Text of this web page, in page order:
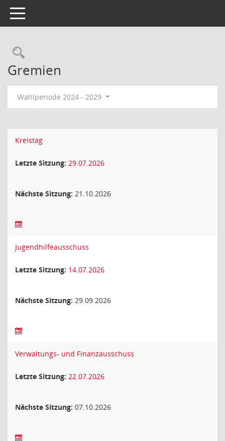
Toggle navigation
Rechercheauswahl
Gremien
Wahlperiode 2024 - 2029
Kreistag
Letzte Sitzung: 29.07.2026
Nächste Sitzung: 21.10.2026
Jugendhilfeausschuss
Letzte Sitzung: 14.07.2026
Nächste Sitzung: 29.09.2026
Verwaltungs- und Finanzausschuss
Letzte Sitzung: 22.07.2026
Nächste Sitzung: 07.10.2026